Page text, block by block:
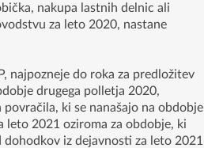
nakupa lastnih delnic ali
za leto 2020, nastane
najpozneje do roka za predložitev
drugega polletja 2020,
ki se nanašajo na obdobje
leto 2021 oziroma za obdobje, ki
iz dejavnosti za leto 2021